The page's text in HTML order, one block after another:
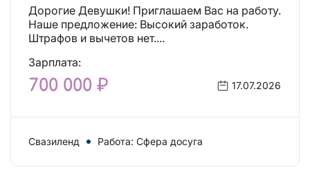
Дорогие Девушки! Приглашаем Вас на работу.
Наше предложение: Высокий заработок.
Штрафов и вычетов нет....
Зарплата:
700 000 ₽ 17.07.2026
Свазиленд Работа: Сфера досуга